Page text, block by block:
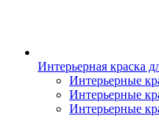
Интерьерная краска
Интерьерные
Интерьерные
Интерьерные